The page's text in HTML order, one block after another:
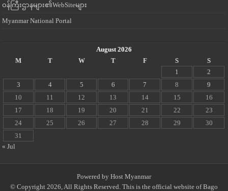
ဝန်ကြီးဌာနများ၏WebSiteများ
Myanmar National Portal
August 2026
M
T W T F S
S
1
2
3
4 5 6 7 8
9
10
11 12 13 14 15
16
17
18 19 20 21 22
23
24
25 26 27 28 29
30
31
« Jul
Powered by Host Myanmar
© Copyright 2026, All Rights Reserved. This is the official website of Bago